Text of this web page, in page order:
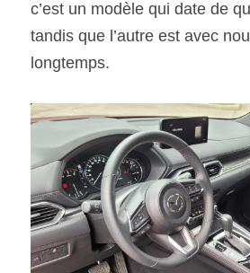
c’est un modèle qui date de
tandis que l’autre est avec
longtemps.